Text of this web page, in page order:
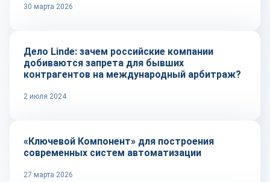
30 марта 2026
Тренды
Дело Linde: зачем российские компании
добиваются запрета для бывших
контрагентов на международный арбитраж?
2 июля 2024
Репортаж
«Ключевой Компонент» для построения
современных систем автоматизации
27 марта 2026
Рынок